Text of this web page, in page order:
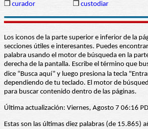
❒ curador ❒ custodiar
Los iconos de la parte superior e inferior de la
secciones útiles e interesantes. Puedes
palabra usando el motor de búsqueda en la
derecha de la pantalla. Escribe el término que
dice “Busca aquí” y luego presiona la tecla
dependiendo de tu teclado. El motor de
para buscar contenido dentro de las páginas.
Última actualización: Viernes, Agosto 7 06:16
Estas son las últimas diez palabras (de 15.865)